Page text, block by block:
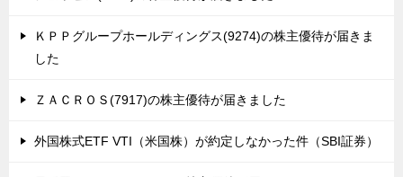
ＫＰＰグループホールディングス(9274)の株主優待が届きま
した
ＺＡＣＲＯＳ(7917)の株主優待が届きました
外国株式ETF VTI（米国株）が約定しなかった件（SBI証券）